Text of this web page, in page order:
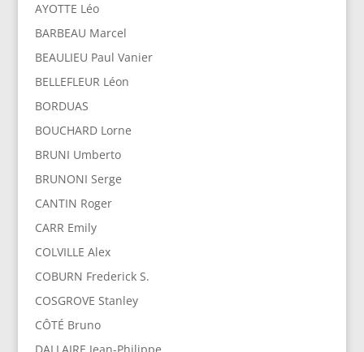
AYOTTE Léo
BARBEAU Marcel
BEAULIEU Paul Vanier
BELLEFLEUR Léon
BORDUAS
BOUCHARD Lorne
BRUNI Umberto
BRUNONI Serge
CANTIN Roger
CARR Emily
COLVILLE Alex
COBURN Frederick S.
COSGROVE Stanley
CÔTÉ Bruno